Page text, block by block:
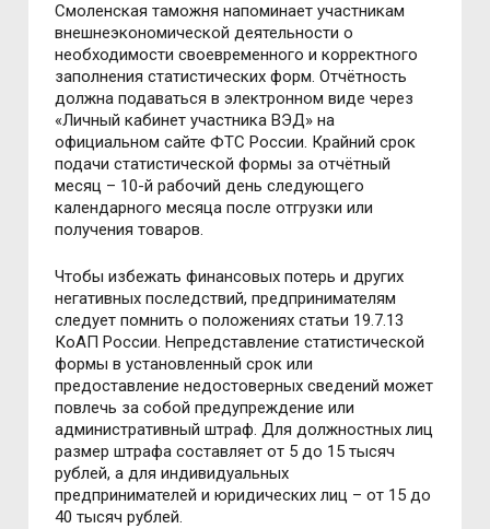
Смоленская таможня напоминает участникам
внешнеэкономической деятельности о
необходимости своевременного и корректного
заполнения статистических форм. Отчётность
должна подаваться в электронном виде через
«Личный кабинет участника ВЭД» на
официальном сайте ФТС России. Крайний срок
подачи статистической формы за отчётный
месяц – 10-й рабочий день следующего
календарного месяца после отгрузки или
получения товаров.
Чтобы избежать финансовых потерь и других
негативных последствий, предпринимателям
следует помнить о положениях статьи 19.7.13
КоАП России. Непредставление статистической
формы в установленный срок или
предоставление недостоверных сведений может
повлечь за собой предупреждение или
административный штраф. Для должностных лиц
размер штрафа составляет от 5 до 15 тысяч
рублей, а для индивидуальных
предпринимателей и юридических лиц – от 15 до
40 тысяч рублей.